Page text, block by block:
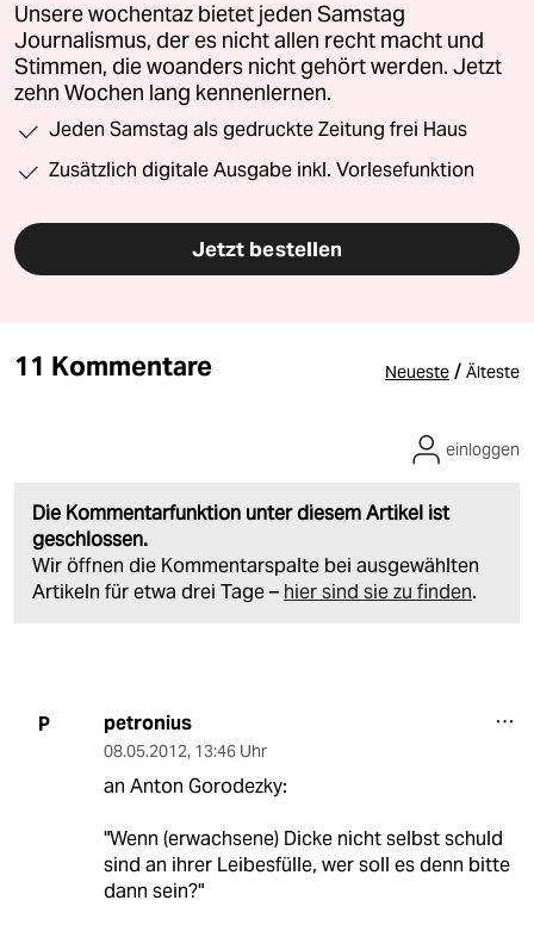
Unsere wochentaz bietet jeden Samstag
Journalismus, der es nicht allen recht macht und
Stimmen, die woanders nicht gehört werden. Jetzt
zehn Wochen lang kennenlernen.
Jeden Samstag als gedruckte Zeitung frei Haus
Zusätzlich digitale Ausgabe inkl. Vorlesefunktion
Jetzt bestellen
11 Kommentare Neueste / Älteste
Die Kommentarfunktion unter diesem Artikel ist
geschlossen.
Wir öffnen die Kommentarspalte bei ausgewählten
Artikeln für etwa drei Tage – hier sind sie zu finden.
einloggen
P petronius
08.05.2012, 13:46 Uhr
an Anton Gorodezky:
"Wenn (erwachsene) Dicke nicht selbst schuld
sind an ihrer Leibesfülle, wer soll es denn bitte
dann sein?"